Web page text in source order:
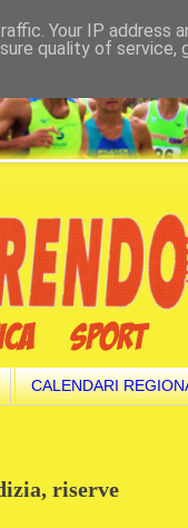
CALENDARI
riserve
Your IP address
quality of service,